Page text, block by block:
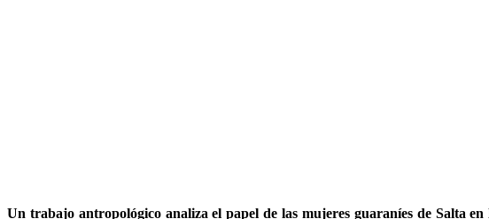
Un trabajo antropológico analiza el papel de las mujeres guaraníes de Salta